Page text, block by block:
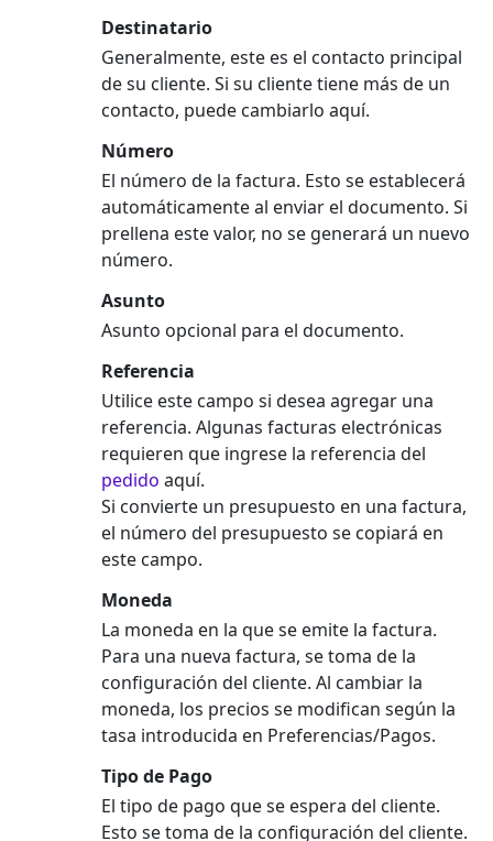
Destinatario
Generalmente, este es el contacto principal
de su cliente. Si su cliente tiene más de un
contacto, puede cambiarlo aquí.
Número
El número de la factura. Esto se establecerá
automáticamente al enviar el documento. Si
prellena este valor, no se generará un nuevo
número.
Asunto
Asunto opcional para el documento.
Referencia
Utilice este campo si desea agregar una
referencia. Algunas facturas electrónicas
requieren que ingrese la referencia del
pedido aquí.
Si convierte un presupuesto en una factura,
el número del presupuesto se copiará en
este campo.
Moneda
La moneda en la que se emite la factura.
Para una nueva factura, se toma de la
configuración del cliente. Al cambiar la
moneda, los precios se modifican según la
tasa introducida en Preferencias/Pagos.
Tipo de Pago
El tipo de pago que se espera del cliente.
Esto se toma de la configuración del cliente.